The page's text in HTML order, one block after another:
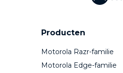
Producten
Motorola Razr-familie
Motorola Edge-familie